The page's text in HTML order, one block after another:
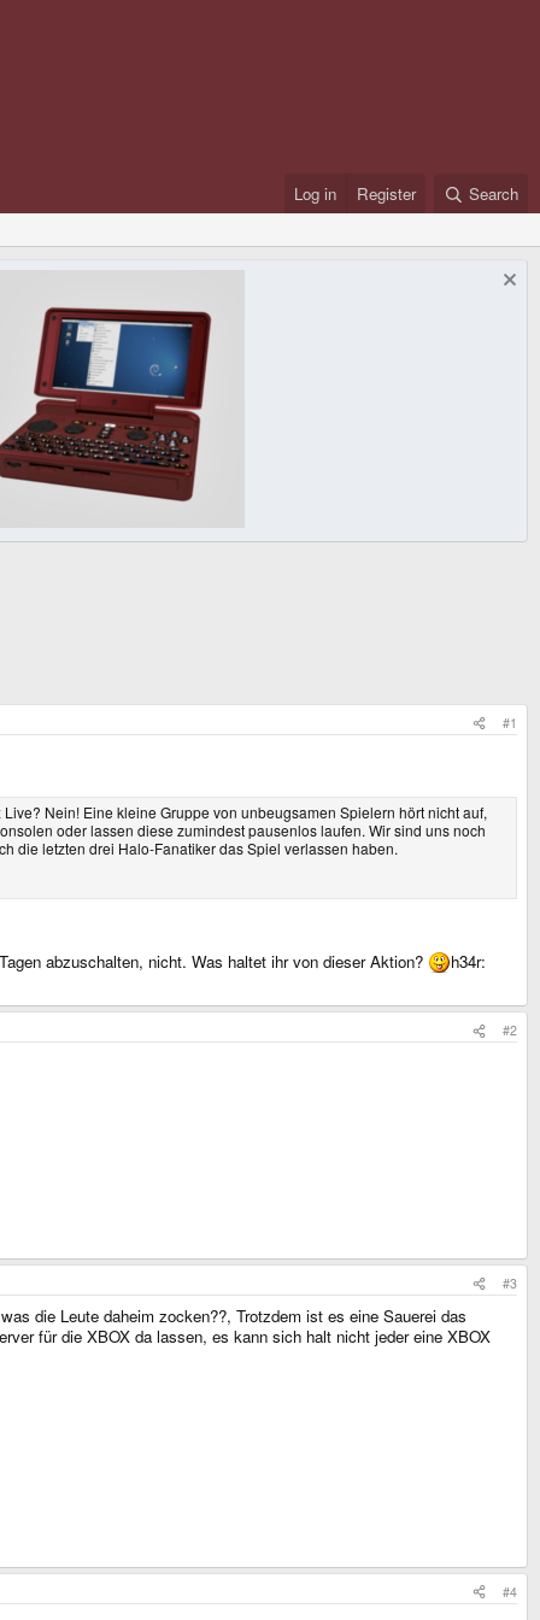
Log in Register Search
#1
Nein! Eine kleine Gruppe von unbeugsamen Spielern hört nicht auf,
oder lassen diese zumindest pausenlos laufen. Wir sind uns noch
die letzten drei Halo-Fanatiker das Spiel verlassen haben.
abzuschalten, nicht. Was haltet ihr von dieser Aktion?
h34r:
#2
#3
die Leute daheim zocken??, Trotzdem ist es eine Sauerei das
für die XBOX da lassen, es kann sich halt nicht jeder eine XBOX
#4